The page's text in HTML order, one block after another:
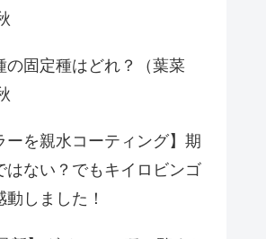
の固定種はどれ？（葉菜
ーを親水コーティング】期
はない？でもキイロビンゴ
しました！